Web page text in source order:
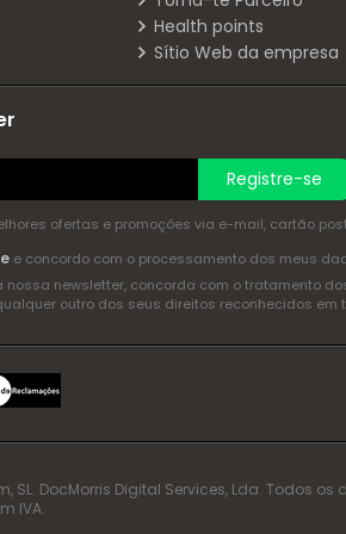
Health points
Sítio Web da empresa
Registre-se
ofertas e promoções via e-mail, cartão
e concordo com o processamento dos meus
nossa newsletter, concorda com o tratamento
outro dos seus direitos reconhecidos
SL. DocMorris Digital Services, Lda. Todos os
IVA.